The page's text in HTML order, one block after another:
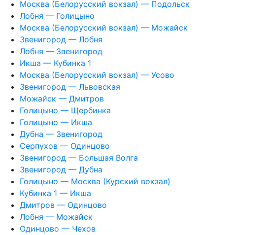
Москва (Белорусский вокзал) — Подольск
Лобня — Голицыно
Москва (Белорусский вокзал) — Можайск
Звенигород — Лобня
Лобня — Звенигород
Икша — Кубинка 1
Москва (Белорусский вокзал) — Усово
Звенигород — Львовская
Можайск — Дмитров
Голицыно — Щербинка
Голицыно — Икша
Дубна — Звенигород
Серпухов — Одинцово
Звенигород — Большая Волга
Звенигород — Дубна
Голицыно — Москва (Курский вокзал)
Кубинка 1 — Икша
Дмитров — Одинцово
Лобня — Можайск
Одинцово — Чехов